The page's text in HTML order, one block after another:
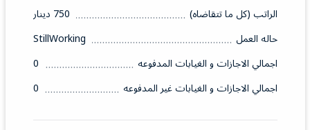
الراتب (كل ما تتقاضاه)
750 دينار
حاله العمل
StillWorking
اجمالي الاجازات و الغيابات المدفوعه
0
اجمالي الاجازات و الغيابات غير المدفوعه
0